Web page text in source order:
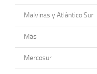
Malvinas y Atlántico Sur
Más
Mercosur